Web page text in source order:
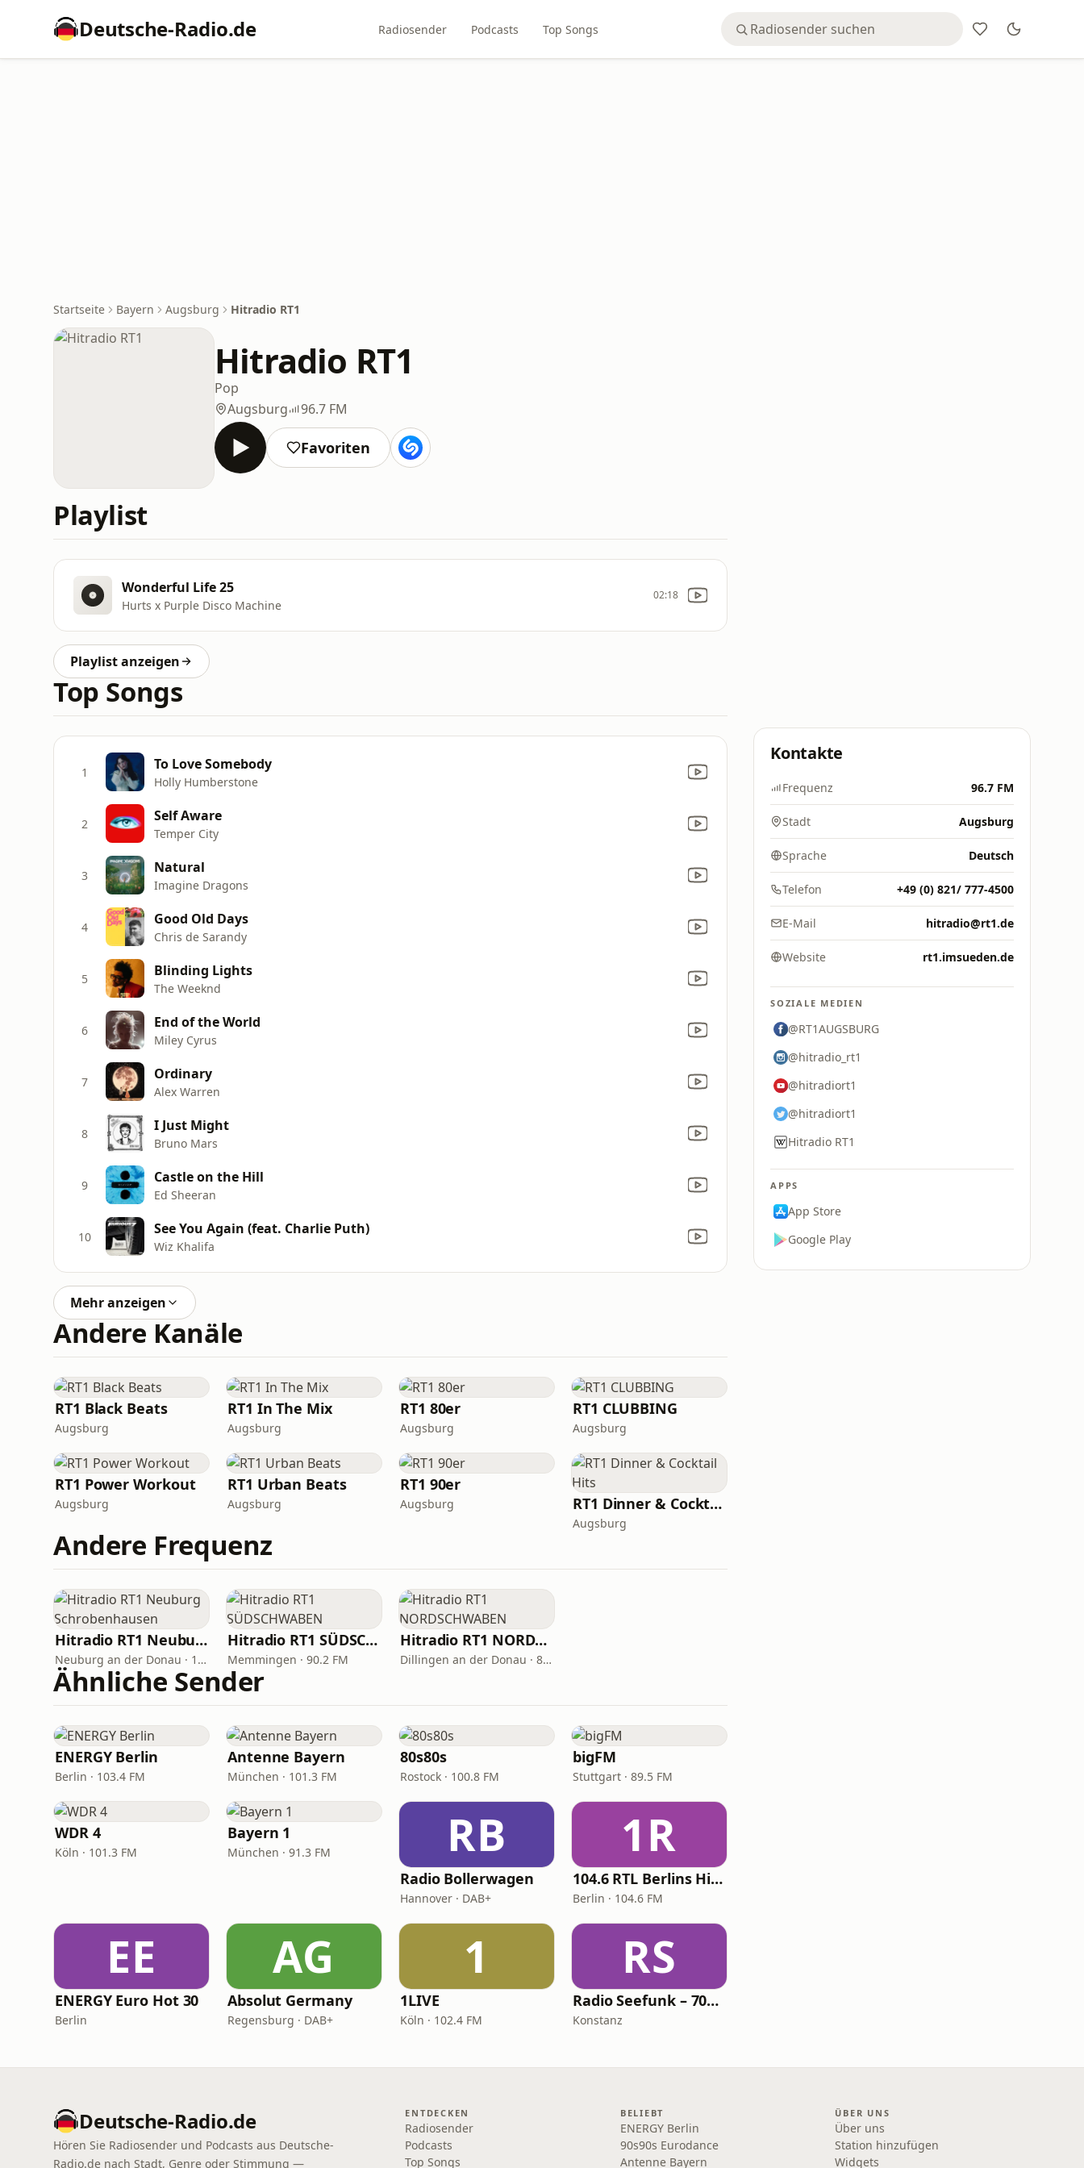
Deutsche-Radio.de Radiosender Podcasts Top Songs
Startseite Bayern Augsburg Hitradio RT1
Hitradio RT1
Pop
Augsburg
96.7 FM
Favoriten
Playlist
Wonderful Life 25
Hurts x Purple Disco Machine
02:18
Playlist anzeigen
Top Songs
1 To Love Somebody
Holly Humberstone
2 Self Aware
Temper City
3 Natural
Imagine Dragons
4 Good Old Days
Chris de Sarandy
5 Blinding Lights
The Weeknd
6 End of the World
Miley Cyrus
7 Ordinary
Alex Warren
8 I Just Might
Bruno Mars
9 Castle on the Hill
Ed Sheeran
10 See You Again (feat. Charlie Puth)
Wiz Khalifa
Mehr anzeigen
Andere Kanäle
RT1 Black Beats
Augsburg
RT1 In The Mix
Augsburg
RT1 80er
Augsburg
RT1 CLUBBING
Augsburg
RT1 Power Workout
Augsburg
RT1 Urban Beats
Augsburg
RT1 90er
Augsburg RT1 Dinner & Cocktail Hits
Augsburg
Andere Frequenz
Hitradio RT1 Neuburg Schrobenhausen
Neuburg an der Donau · 101.2 FM
Hitradio RT1 SÜDSCHWABEN
Memmingen · 90.2 FM
Hitradio RT1 NORDSCHWABEN
Dillingen an der Donau · 89.7 FM
Ähnliche Sender
ENERGY Berlin
Berlin · 103.4 FM
Antenne Bayern
München · 101.3 FM
80s80s
Rostock · 100.8 FM
bigFM
Stuttgart · 89.5 FM
WDR 4
Köln · 101.3 FM
Bayern 1
München · 91.3 FM RB
Radio Bollerwagen
Hannover · DAB+
1R
104.6 RTL Berlins Hitradio
Berlin · 104.6 FM
EE
ENERGY Euro Hot 30
Berlin
AG
Absolut Germany
Regensburg · DAB+
1
1LIVE
Köln · 102.4 FM
RS
Radio Seefunk – 70er pur
Konstanz
Kontakte
Frequenz 96.7 FM
Stadt Augsburg
Sprache Deutsch
Telefon +49 (0) 821/ 777-4500
E-Mail hitradio@rt1.de
Website rt1.imsueden.de
SOZIALE MEDIEN
@RT1AUGSBURG
@hitradio_rt1
@hitradiort1
@hitradiort1
Hitradio RT1
APPS
App Store
Google Play
Deutsche-Radio.de
Hören Sie Radiosender und Podcasts aus Deutsche-
Radio.de nach Stadt, Genre oder Stimmung —
ENTDECKEN
Radiosender
Podcasts
Top Songs
BELIEBT
ENERGY Berlin
90s90s Eurodance
Antenne Bayern
ÜBER UNS
Über uns
Station hinzufügen
Widgets